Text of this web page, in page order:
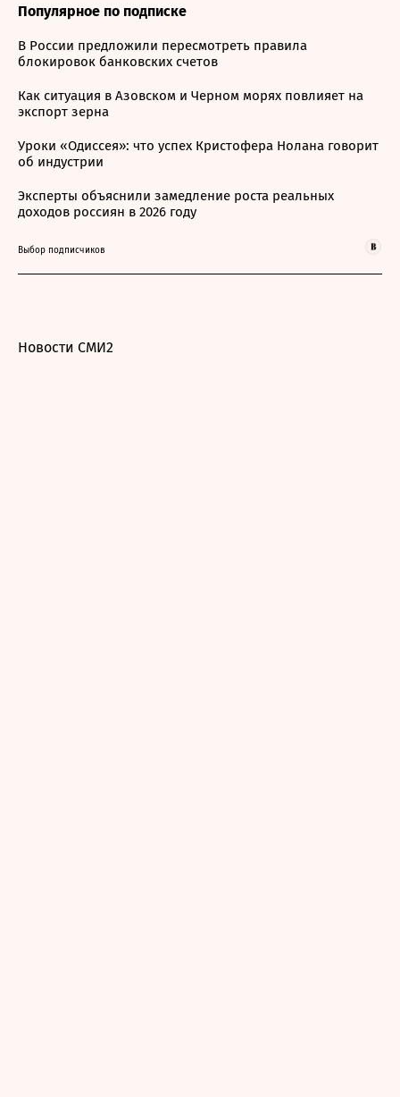
Популярное по подписке
В России предложили пересмотреть правила
блокировок банковских счетов
Как ситуация в Азовском и Черном морях повлияет на
экспорт зерна
Уроки «Одиссея»: что успех Кристофера Нолана говорит
об индустрии
Эксперты объяснили замедление роста реальных
доходов россиян в 2026 году
Выбор подписчиков
Новости СМИ2